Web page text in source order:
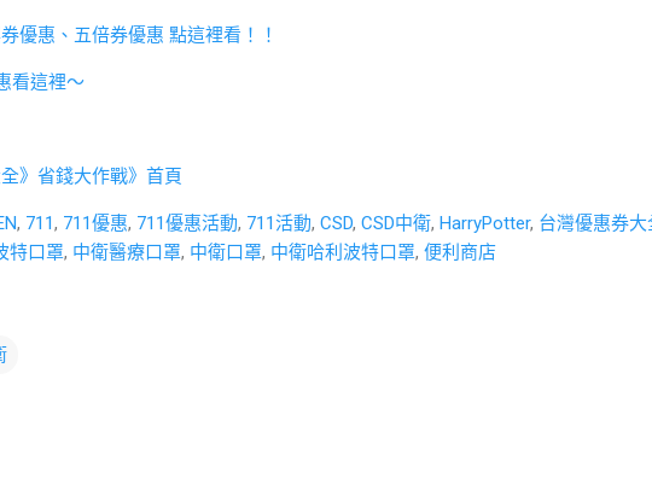
優惠、五倍券優惠 點這裡看！！
看這裡～
》省錢大作戰》首頁
, 711, 711優惠, 711優惠活動, 711活動, CSD, CSD中衛, HarryPotter, 台灣優惠券大
特口罩, 中衛醫療口罩, 中衛口罩, 中衛哈利波特口罩, 便利商店